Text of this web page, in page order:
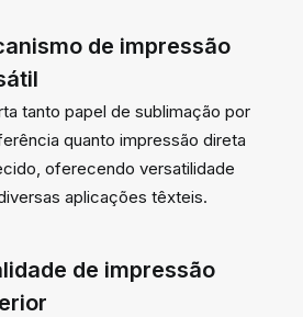
de impressão
tanto papel de sublimação por
quanto impressão direta
oferecendo versatilidade
aplicações têxteis.
de impressão